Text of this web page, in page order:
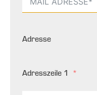
Adresse
Adresszeile 1